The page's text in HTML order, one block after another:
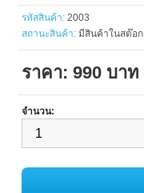
รหัสสินค้า: 2003
สถานะสินค้า: มีสินค้าในสต๊อก
ราคา: 990 บาท
จำนวน: